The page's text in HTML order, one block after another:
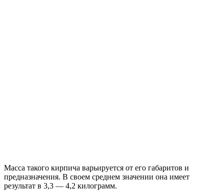
Масса такого кирпича варьируется от его габаритов и
предназначения. В своем среднем значении она имеет
результат в 3,3 — 4,2 килограмм.